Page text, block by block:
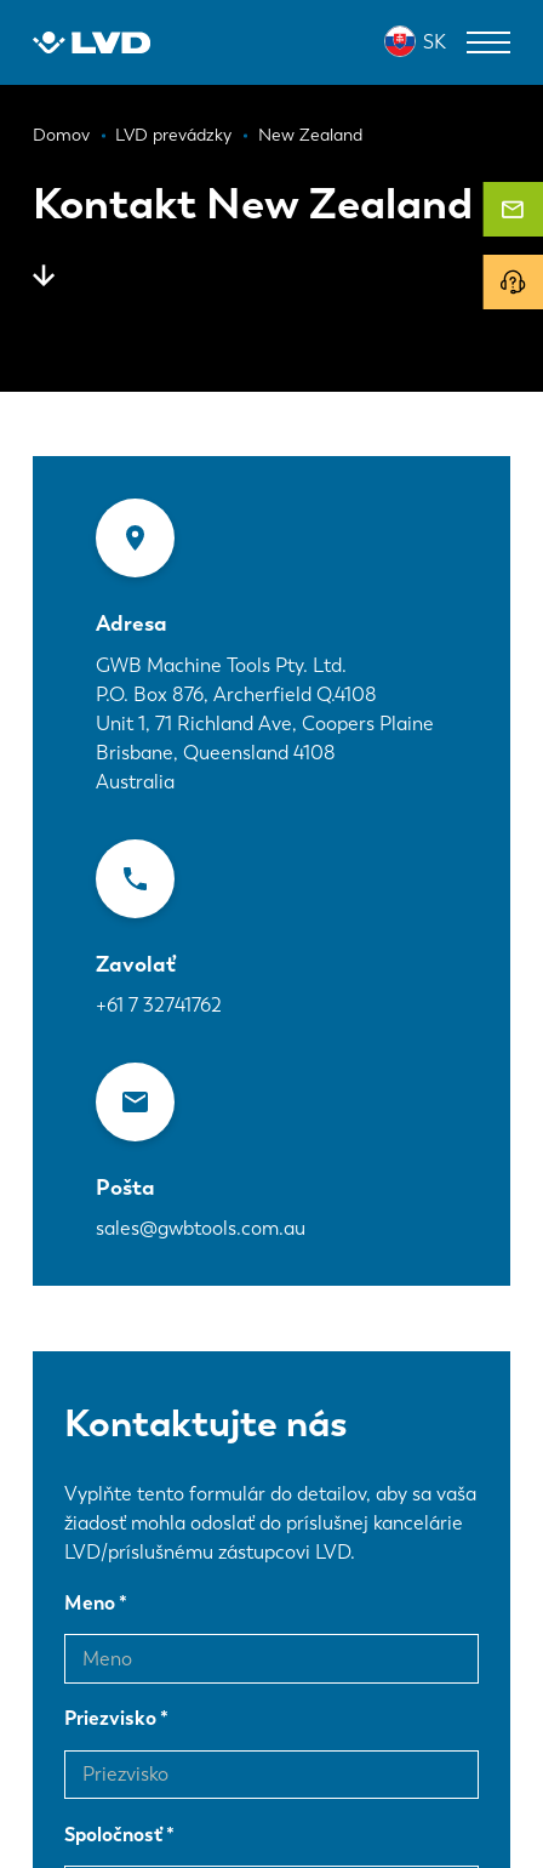
SK
Omrvinka
Domov LVD prevádzky New Zealand
Kontakt New Zealand
Adresa
GWB Machine Tools Pty. Ltd.
P.O. Box 876, Archerfield Q.4108
Unit 1, 71 Richland Ave, Coopers Plaine
Brisbane, Queensland 4108
Australia
Zavolať
+61 7 32741762
Pošta
sales@gwbtools.com.au
Kontaktujte nás
Vyplňte tento formulár do detailov, aby sa vaša
žiadosť mohla odoslať do príslušnej kancelárie
LVD/príslušnému zástupcovi LVD.
Meno
Priezvisko
Spoločnosť
ZARIADENIA NA REZANIE LASEROM
OHRAŇOVACIE LISY
DIEROVACIE LISY
SOFTVÉR
O spoločnosti LVD
Novinky
Objavte LVD
Príbehy zákazníkov
Podujatia
Stredisko zdrojov
Priemyselné odvetvia a riešenia
Kontaktujte nás